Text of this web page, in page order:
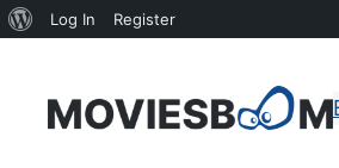
About
Log In Register